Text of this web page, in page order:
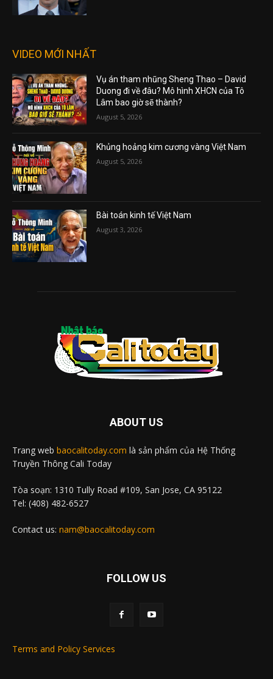
VIDEO MỚI NHẤT
Vụ án tham nhũng Sheng Thao – David
Duong đi về đâu? Mô hình XHCN của Tô
Lâm bao giờ sẽ thành?
August 5, 2026
Khủng hoảng kim cương vàng Việt Nam
August 5, 2026
Bài toán kinh tế Việt Nam
August 3, 2026
ABOUT US
Trang web baocalitoday.com là sản phẩm của Hệ Thống
Truyền Thông Cali Today
Tòa soạn: 1310 Tully Road #109, San Jose, CA 95122
Tel: (408) 482-6527
Contact us: nam@baocalitoday.com
FOLLOW US
Terms and Policy Services